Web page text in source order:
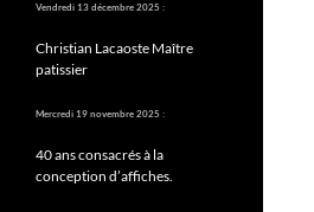
Vendredi 13 décembre 2025 :
Christian Lacaoste Maître
patissier
Mercredi 19 novembre 2025 :
40 ans consacrés à la
conception d’affiches.